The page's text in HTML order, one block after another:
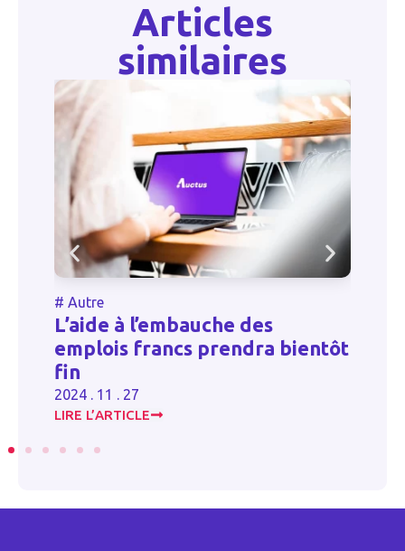
Articles
similaires
# Autre
L’aide à l’embauche des
emplois francs prendra bientôt
fin
2024 . 11 . 27
LIRE L’ARTICLE